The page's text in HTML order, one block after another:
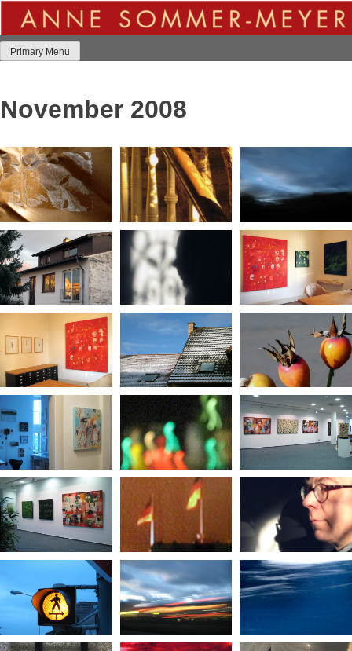
content
Primary Menu
November 2008